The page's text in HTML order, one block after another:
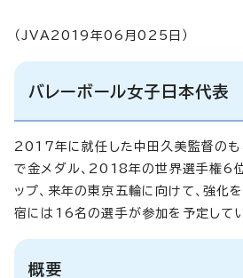
（JVA2019年06月025日）
バレーボール女子日本代表
2017年に就任した中田久美監督のも
で金メダル、2018年の世界選手権6
ップ、来年の東京五輪に向けて、強化
宿には16名の選手が参加を予定してい
概要